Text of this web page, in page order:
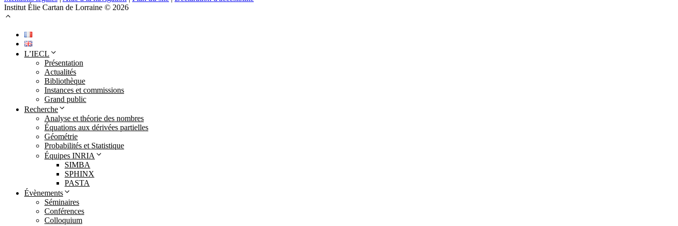
Institut Élie Cartan de Lorraine © 2026
L’IECL
Présentation
Actualités
Bibliothèque
Instances et commissions
Grand public
Recherche
Analyse et théorie des nombres
Équations aux dérivées partielles
Géométrie
Probabilités et Statistique
Équipes INRIA
SIMBA
SPHINX
PASTA
Évènements
Séminaires
Conférences
Colloquium